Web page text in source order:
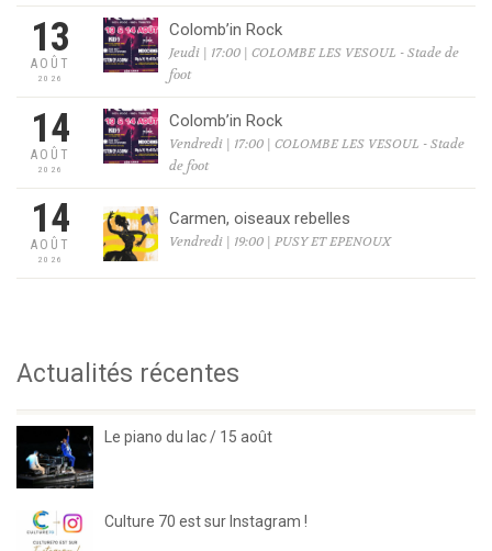
13
AOÛT
2026
Colomb’in Rock
Jeudi | 17:00 | COLOMBE LES VESOUL - Stade de
foot
14
AOÛT
2026
Colomb’in Rock
Vendredi | 17:00 | COLOMBE LES VESOUL - Stade
de foot
14
AOÛT
2026
Carmen, oiseaux rebelles
Vendredi | 19:00 | PUSY ET EPENOUX
Actualités récentes
Le piano du lac / 15 août
Culture 70 est sur Instagram !